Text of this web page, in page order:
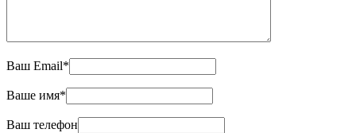
Ваш Email*
Ваше имя*
Ваш телефон